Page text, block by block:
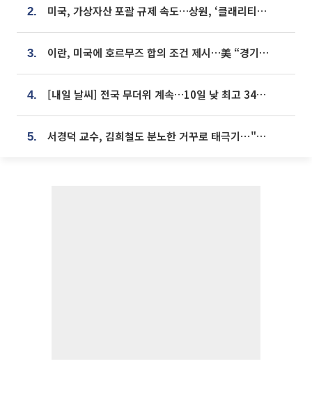
2. 미국, 가상자산 포괄 규제 속도…상원, ‘클래리티법’ 9월 절차투표 추진
3. 이란, 미국에 호르무즈 합의 조건 제시…美 “경기 아직 안 끝나” [종합]
4. [내일 날씨] 전국 무더위 계속…10일 낮 최고 34도 육박
5. 서경덕 교수, 김희철도 분노한 거꾸로 태극기⋯"엉터리는 아냐, 아쉬울 뿐"